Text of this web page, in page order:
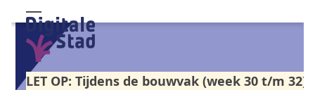
Skip
content
Open
mobile
menu
Close
mobile
menu
LET OP: Tijdens de bouwvak (week 30 t/m 32)